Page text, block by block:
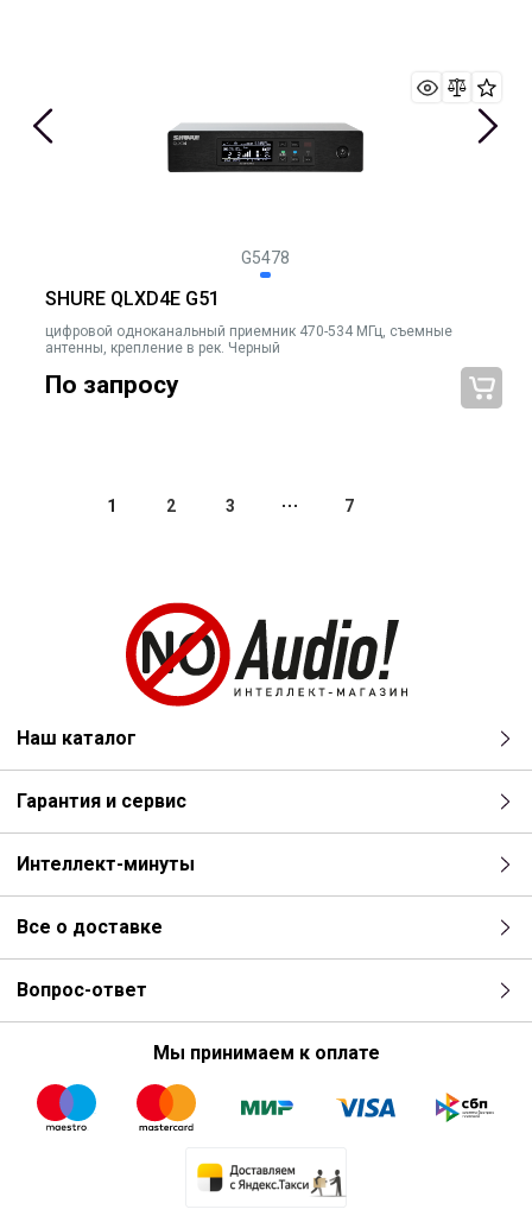
G5478
SHURE QLXD4E G51
цифровой одноканальный приемник 470-534 МГц, съемные
антенны, крепление в рек. Черный
По запросу
1 2 3 7
Наш каталог
Гарантия и сервис
Интеллект-минуты
Все о доставке
Вопрос-ответ
Мы принимаем к оплате